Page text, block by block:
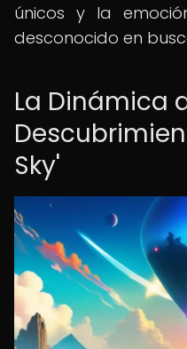
únicos y la
desconocido en
La Dinámica
Sky'